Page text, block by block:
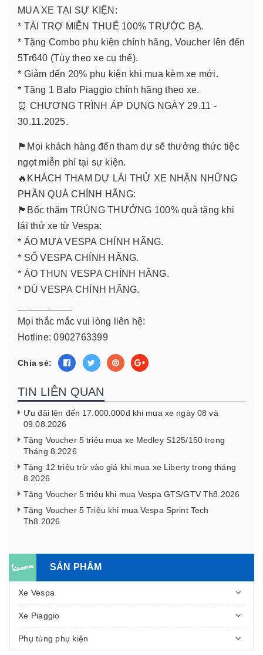
MUA XE TẠI SỰ KIỆN:
* TÀI TRỢ MIỄN THUẾ 100% TRƯỚC BẠ.
* Tặng Combo phụ kiện chính hãng, Voucher lên đến
5Tr640 (Tùy theo xe cụ thể).
* Giảm đến 20% phụ kiện khi mua kèm xe mới.
* Tặng 1 Balo Piaggio chính hãng theo xe.
⏰ CHƯƠNG TRÌNH ÁP DỤNG NGÀY 29.11 -
30.11.2025.
🏴Mọi khách hàng đến tham dự sẽ thưởng thức tiệc
ngọt miễn phí tại sự kiện.
🔥KHÁCH THAM DỰ LÁI THỬ XE NHẬN NHỮNG
PHẦN QUÀ CHÍNH HÃNG:
🏴Bốc thăm TRÚNG THƯỞNG 100% quà tặng khi
lái thử xe từ Vespa:
* ÁO MƯA VESPA CHÍNH HÃNG.
* SỔ VESPA CHÍNH HÃNG.
* ÁO THUN VESPA CHÍNH HÃNG.
* DÙ VESPA CHÍNH HÃNG.
Mọi thắc mắc vui lòng liên hệ:
Hotline: 0902763399
Chia sẻ:
TIN LIÊN QUAN
Ưu đãi lên đến 17.000.000đ khi mua xe ngày 08 và
09.08.2026
Tặng Voucher 5 triệu mua xe Medley S125/150 trong
Tháng 8.2026
Tặng 12 triệu trừ vào giá khi mua xe Liberty trong tháng
8.2026
Tặng Voucher 5 triệu khi mua Vespa GTS/GTV Th8.2026
Tặng Voucher 5 Triệu khi mua Vespa Sprint Tech
Th8.2026
SẢN PHẨM
Xe Vespa
Xe Piaggio
Phụ tùng phụ kiện